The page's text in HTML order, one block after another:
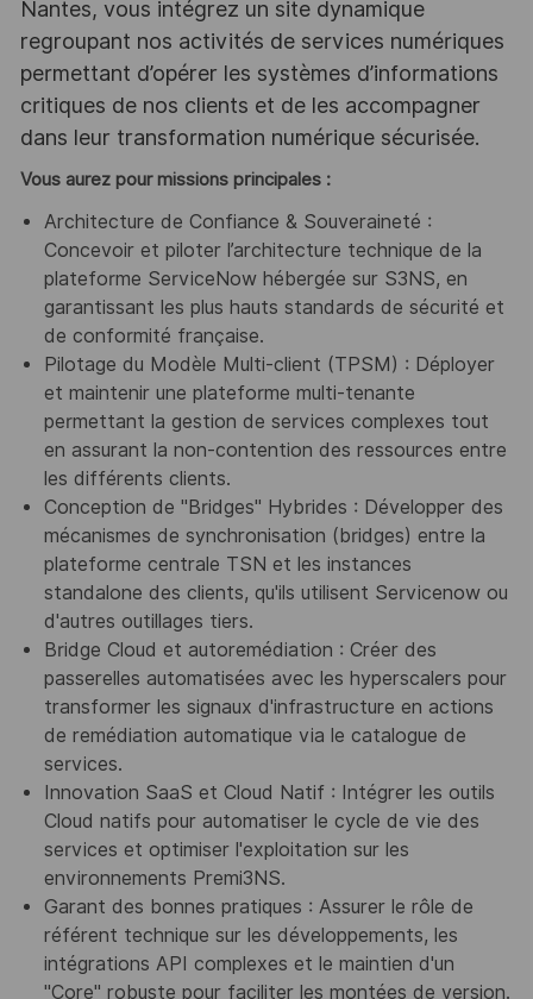
Nantes, vous intégrez un site dynamique
regroupant nos activités de services numériques
permettant d’opérer les systèmes d’informations
critiques de nos clients et de les accompagner
dans leur transformation numérique sécurisée.
Vous aurez pour missions principales :
Architecture de Confiance & Souveraineté :
Concevoir et piloter l’architecture technique de la
plateforme ServiceNow hébergée sur S3NS, en
garantissant les plus hauts standards de sécurité et
de conformité française.
Pilotage du Modèle Multi-client (TPSM) : Déployer
et maintenir une plateforme multi-tenante
permettant la gestion de services complexes tout
en assurant la non-contention des ressources entre
les différents clients.
Conception de "Bridges" Hybrides : Développer des
mécanismes de synchronisation (bridges) entre la
plateforme centrale TSN et les instances
standalone des clients, qu'ils utilisent Servicenow ou
d'autres outillages tiers.
Bridge Cloud et autoremédiation : Créer des
passerelles automatisées avec les hyperscalers pour
transformer les signaux d'infrastructure en actions
de remédiation automatique via le catalogue de
services.
Innovation SaaS et Cloud Natif : Intégrer les outils
Cloud natifs pour automatiser le cycle de vie des
services et optimiser l'exploitation sur les
environnements Premi3NS.
Garant des bonnes pratiques : Assurer le rôle de
référent technique sur les développements, les
intégrations API complexes et le maintien d'un
"Core" robuste pour faciliter les montées de version.